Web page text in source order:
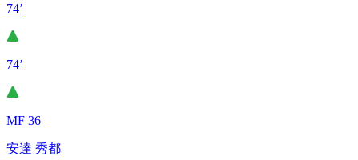
74’
74’
MF 36
安達 秀都